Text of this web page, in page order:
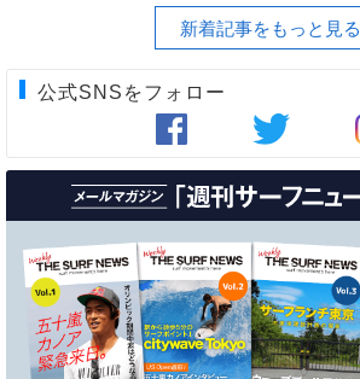
新着記事をもっと見る
公式SNSをフォロー